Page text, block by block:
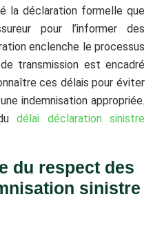
la déclaration formelle que
pour l’informer des
enclenche le processus
transmission est encadré
ces délais pour éviter
indemnisation appropriée.
délai déclaration sinistre
du respect des
sinistre